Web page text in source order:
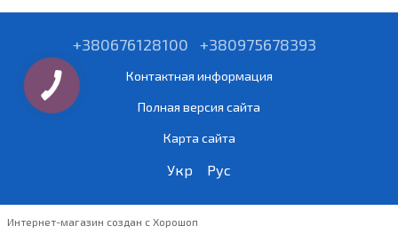
+380676128100 +380975678393
Контактная информация
Полная версия сайта
Карта сайта
Укр Рус
Интернет-магазин создан с Хорошоп